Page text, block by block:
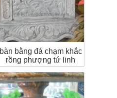
bàn bằng đá chạm khắc
rồng phượng tứ linh